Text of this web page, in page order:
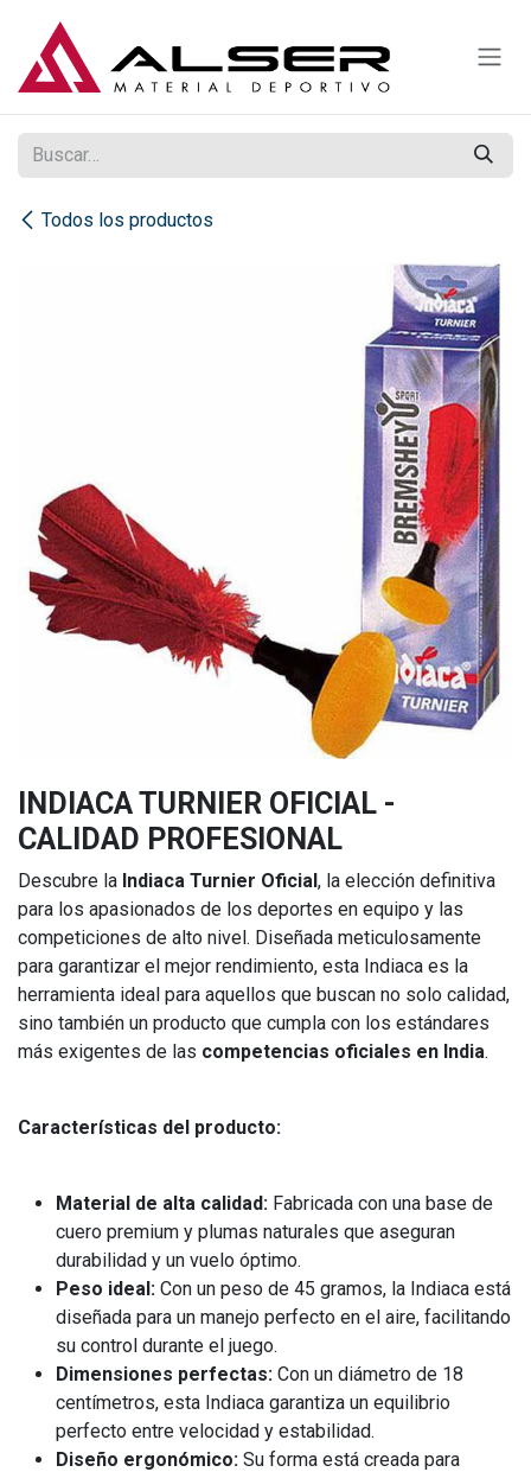
Todos los productos
INDIACA TURNIER OFICIAL -
CALIDAD PROFESIONAL
Descubre la Indiaca Turnier Oficial, la elección definitiva
para los apasionados de los deportes en equipo y las
competiciones de alto nivel. Diseñada meticulosamente
para garantizar el mejor rendimiento, esta Indiaca es la
herramienta ideal para aquellos que buscan no solo calidad,
sino también un producto que cumpla con los estándares
más exigentes de las competencias oficiales en India.
Características del producto:
Material de alta calidad: Fabricada con una base de
cuero premium y plumas naturales que aseguran
durabilidad y un vuelo óptimo.
Peso ideal: Con un peso de 45 gramos, la Indiaca está
diseñada para un manejo perfecto en el aire, facilitando
su control durante el juego.
Dimensiones perfectas: Con un diámetro de 18
centímetros, esta Indiaca garantiza un equilibrio
perfecto entre velocidad y estabilidad.
Diseño ergonómico: Su forma está creada para